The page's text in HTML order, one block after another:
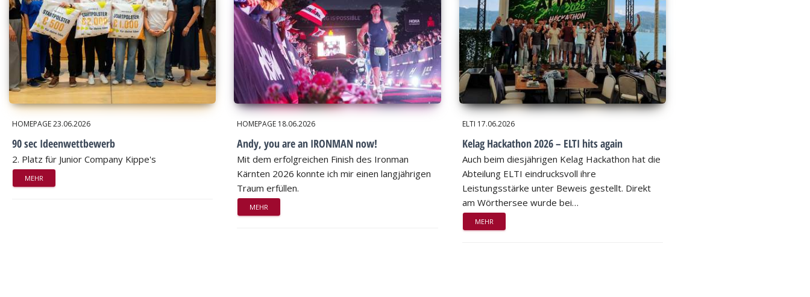
HOMEPAGE23.06.2026
90 sec Ideenwettbewerb
2. Platz für Junior Company Kippe's
MEHR
HOMEPAGE 18.06.2026
Andy, you are an IRONMAN now!
Mit dem erfolgreichen Finish des Ironman
Kärnten 2026 konnte ich mir einen langjährigen
Traum erfüllen.
MEHR
ELTI 17.06.2026
Kelag Hackathon 2026 – ELTI hits again
Auch beim diesjährigen Kelag Hackathon hat die
Abteilung ELTI eindrucksvoll ihre
Leistungsstärke unter Beweis gestellt. Direkt
am Wörthersee wurde bei…
MEHR